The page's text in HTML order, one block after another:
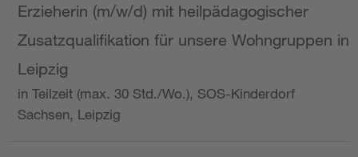
Erzieherin (m/w/d) mit heilpädagogischer
Zusatzqualifikation für unsere Wohngruppen in
Leipzig
in Teilzeit (max. 30 Std./Wo.), SOS-Kinderdorf
Sachsen, Leipzig